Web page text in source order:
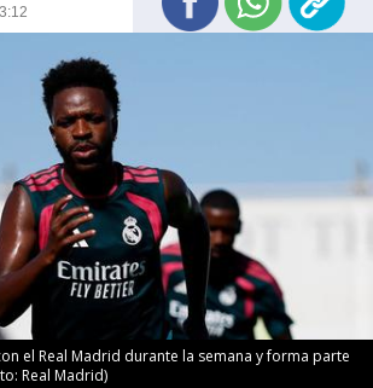
el Real Madrid durante la semana y forma parte
Real Madrid)